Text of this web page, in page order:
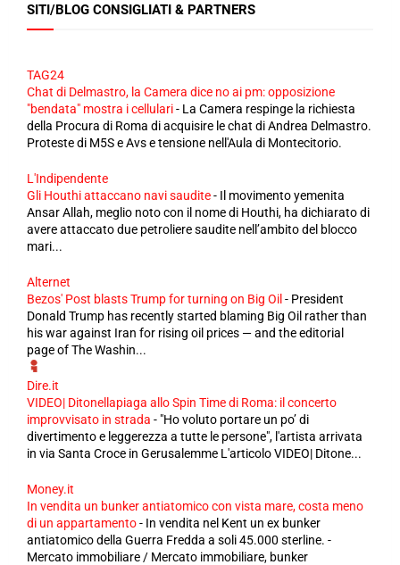
SITI/BLOG CONSIGLIATI & PARTNERS
TAG24
Chat di Delmastro, la Camera dice no ai pm: opposizione
"bendata" mostra i cellulari- La Camera respinge la richiesta
della Procura di Roma di acquisire le chat di Andrea Delmastro.
Proteste di M5S e Avs e tensione nell'Aula di Montecitorio.
L'Indipendente
Gli Houthi attaccano navi saudite- Il movimento yemenita
Ansar Allah, meglio noto con il nome di Houthi, ha dichiarato di
avere attaccato due petroliere saudite nell’ambito del blocco
mari...
Alternet
Bezos' Post blasts Trump for turning on Big Oil - President
Donald Trump has recently started blaming Big Oil rather than
his war against Iran for rising oil prices — and the editorial
page of The Washin...
Dire.it
VIDEO| Ditonellapiaga allo Spin Time di Roma: il concerto
improvvisato in strada - "Ho voluto portare un po’ di
divertimento e leggerezza a tutte le persone", l'artista arrivata
in via Santa Croce in Gerusalemme L'articolo VIDEO| Ditone...
Money.it
In vendita un bunker antiatomico con vista mare, costa meno
di un appartamento- In vendita nel Kent un ex bunker
antiatomico della Guerra Fredda a soli 45.000 sterline. -
Mercato immobiliare / Mercato immobiliare, bunker